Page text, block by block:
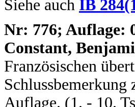
Siehe auch IB
Nr: 776; Auflage:
Constant,
Französischen
Schlussbemerkung
Auflage. (1. - 10.